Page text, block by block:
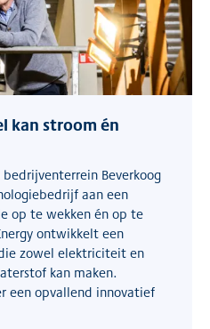
kan stroom én
Beverkoog
aan een
op te wekken én op te
ontwikkelt een
zowel elektriciteit en
kan maken.
een opvallend innovatief